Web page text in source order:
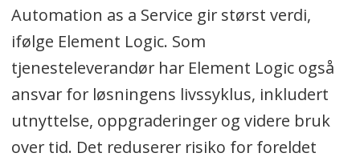
Automation as a Service gir størst verdi,
ifølge Element Logic. Som
tjenesteleverandør har Element Logic også
ansvar for løsningens livssyklus, inkludert
utnyttelse, oppgraderinger og videre bruk
over tid. Det reduserer risiko for foreldet